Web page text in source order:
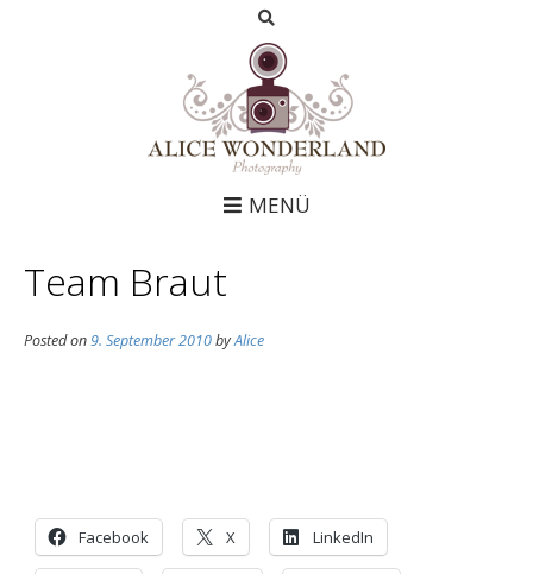
MENÜ
Team Braut
Posted on9. September 2010byAlice
Facebook X LinkedIn